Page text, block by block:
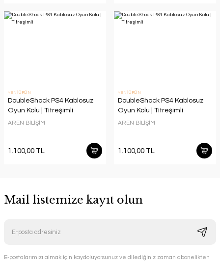
YENİ ÜRÜN
DoubleShock PS4 Kablosuz
Oyun Kolu | Titreşimli
AREN BİLİŞİM
1.100,00 TL
YENİ ÜRÜN
DoubleShock PS4 Kablosuz
Oyun Kolu | Titreşimli
AREN BİLİŞİM
1.100,00 TL
Mail listemize kayıt olun
E-postalarımızı almak için kaydoluyorsunuz ve dilediğiniz zaman abonelikten